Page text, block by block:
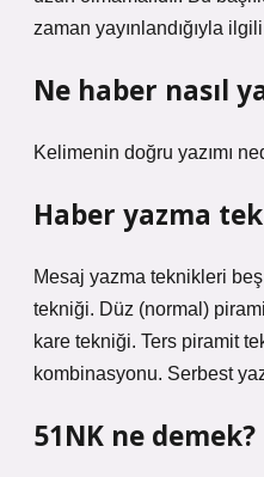
zaman yayınlandığıyla
Ne haber nasıl
Kelimenin doğru yazımı
Haber yazma
Mesaj yazma teknikleri beş
tekniği. Düz (normal)
kare tekniği. Ters piramit
kombinasyonu. Serbest
51NK ne demek?